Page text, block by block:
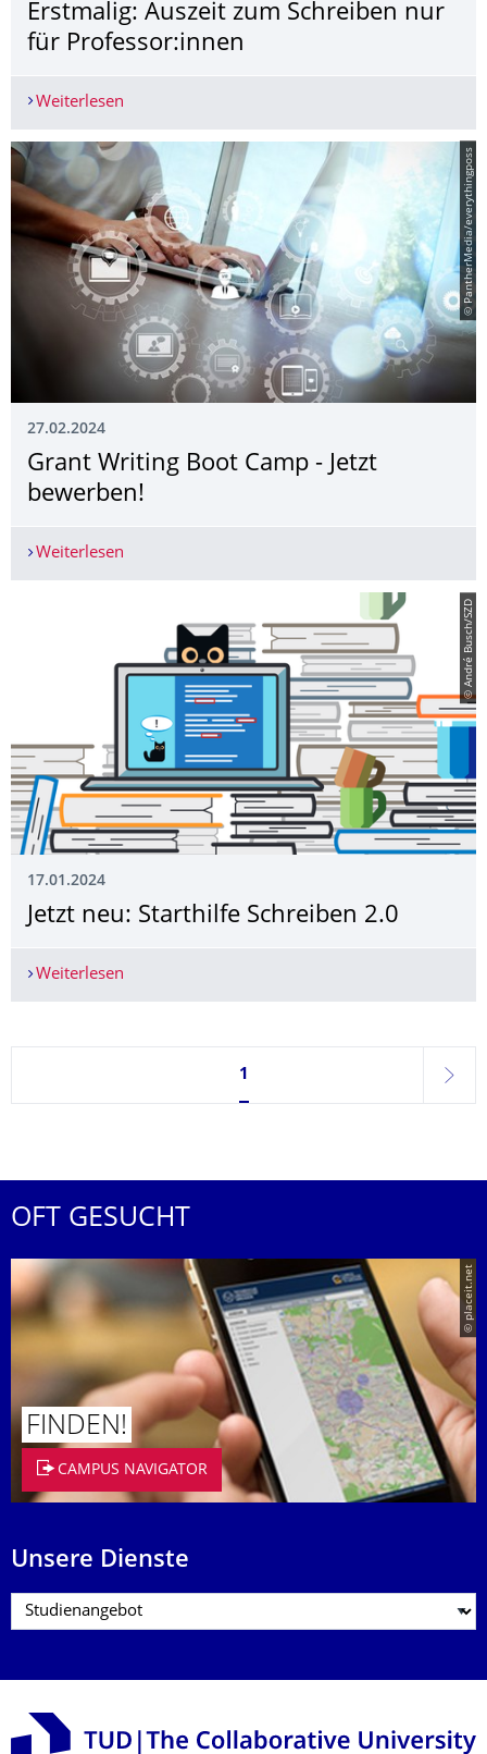
Erstmalig: Auszeit zum Schreiben nur
für Professor:innen
Weiterlesen
© PantherMedia/everythingposs
27.02.2024
Grant Writing Boot Camp - Jetzt
bewerben!
Weiterlesen
© André Busch/SZD
17.01.2024
Jetzt neu: Starthilfe Schreiben 2.0
Weiterlesen
Seite 1, aktuell ausgewählt
1
weiter
OFT GESUCHT
© placeit.net
FINDEN!
CAMPUS NAVIGATOR
Unsere Dienste